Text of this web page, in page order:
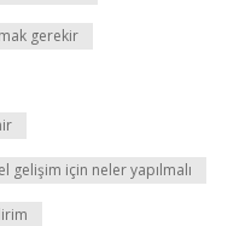
gerekir
gelişim için neler yapılmalı